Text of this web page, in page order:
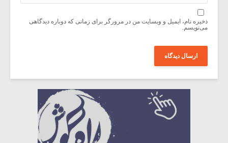
ذخیره نام، ایمیل و وبسایت من در مرورگر برای زمانی که دوباره دیدگاهی
می‌نویسم.